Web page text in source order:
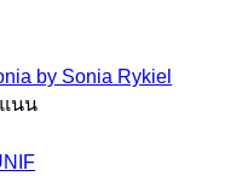
by Sonia Rykiel
นน